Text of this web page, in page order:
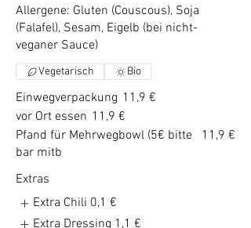
Allergene: Gluten (Couscous), Soja
(Falafel), Sesam, Eigelb (bei nicht-
veganer Sauce)
Einwegverpackung 11,9 €
vor Ort essen 11,9 €
Pfand für Mehrwegbowl (5€ bitte
bar mitb
11,9 €
Vegetarisch Bio
Extras
Extra Chili 0,1 €
Extra Dressing 1,1 €